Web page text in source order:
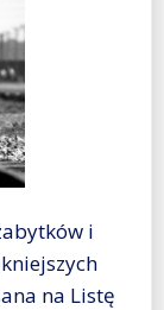
i
na Listę